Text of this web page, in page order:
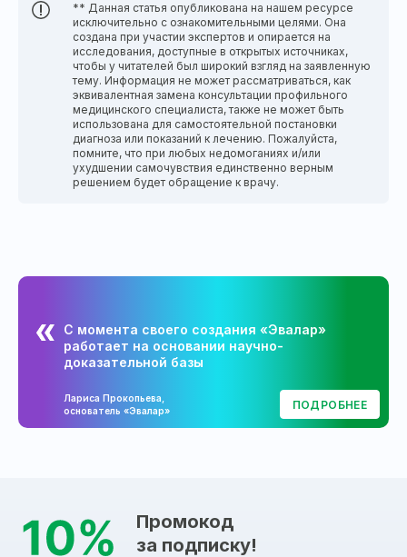
** Данная статья опубликована на нашем ресурсе
исключительно с ознакомительными целями. Она
создана при участии экспертов и опирается на
исследования, доступные в открытых источниках,
чтобы у читателей был широкий взгляд на заявленную
тему. Информация не может рассматриваться, как
эквивалентная замена консультации профильного
медицинского специалиста, также не может быть
использована для самостоятельной постановки
диагноза или показаний к лечению. Пожалуйста,
помните, что при любых недомоганиях и/или
ухудшении самочувствия единственно верным
решением будет обращение к врачу.
С момента своего создания «Эвалар»
работает на основании научно-
доказательной базы
Лариса Прокопьева,
основатель «Эвалар»
ПОДРОБНЕЕ
Промокод
за подписку!